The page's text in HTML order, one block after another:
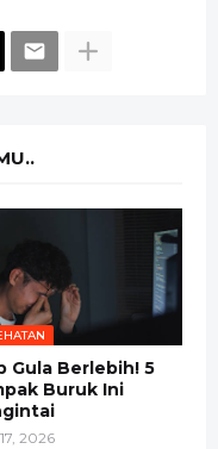
Gula Berlebih! 5
Buruk Ini
2026